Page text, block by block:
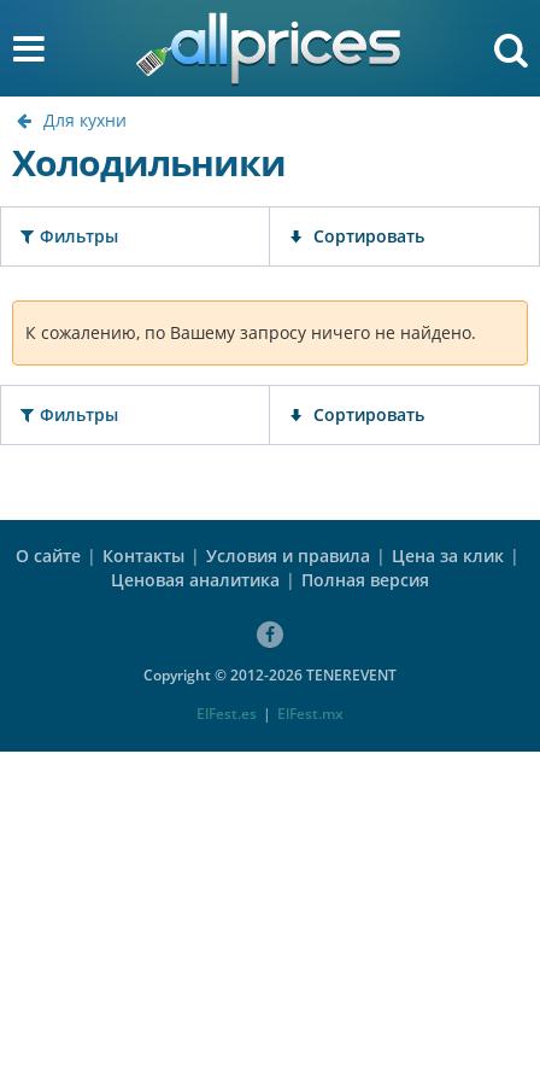
Для кухни
Холодильники
Фильтры Сортировать
К сожалению, по Вашему запросу ничего не найдено.
Фильтры Сортировать
О сайте | Контакты | Условия и правила | Цена за клик |
Ценовая аналитика | Полная версия
Copyright © 2012-2026 TENEREVENT
ElFest.es | ElFest.mx